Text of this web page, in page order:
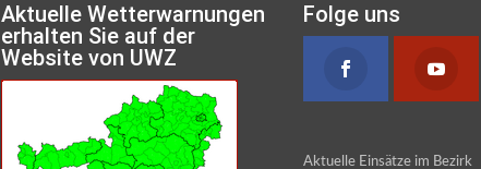
Aktuelle Wetterwarnungen
erhalten Sie auf der
Website von UWZ
Folge uns
Aktuelle Einsätze im Bezirk